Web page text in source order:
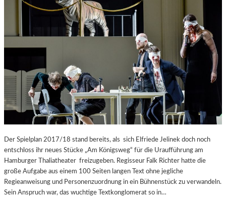
Der Spielplan 2017/18 stand bereits, als sich Elfriede Jelinek doch noch
entschloss ihr neues Stücke „Am Königsweg“ für die Uraufführung am
Hamburger Thaliatheater freizugeben. Regisseur Falk Richter hatte die
große Aufgabe aus einem 100 Seiten langen Text ohne jegliche
Regieanweisung und Personenzuordnung in ein Bühnenstück zu verwandeln.
Sein Anspruch war, das wuchtige Textkonglomerat so in…